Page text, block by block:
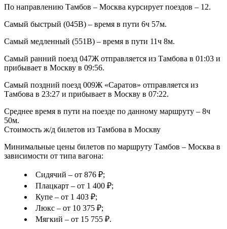
По направлению Тамбов – Москва курсирует поездов – 12.
Самый быстрый (045В) – время в пути 6ч 57м.
Самый медленный (551В) – время в пути 11ч 8м.
Самый ранний поезд 047Ж отправляется из Тамбова в 01:03 и
прибывает в Москву в 09:56.
Самый поздний поезд 009Ж «Саратов» отправляется из
Тамбова в 23:27 и прибывает в Москву в 07:22.
Среднее время в пути на поезде по данному маршруту – 8ч
50м.
Стоимость ж/д билетов из Тамбова в Москву
Минимальные цены билетов по маршруту Тамбов – Москва в
зависимости от типа вагона:
Сидячий – от 876 ₽;
Плацкарт – от 1 400 ₽;
Купе – от 1 403 ₽;
Люкс – от 10 375 ₽;
Мягкий – от 15 755 ₽.